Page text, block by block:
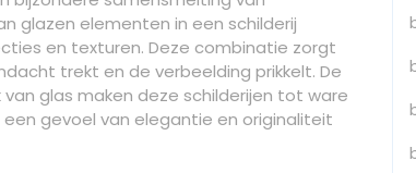
glazen elementen in een schilderij
en texturen. Deze combinatie zorgt
trekt en de verbeelding prikkelt. De
glas maken deze schilderijen tot ware
gevoel van elegantie en originaliteit